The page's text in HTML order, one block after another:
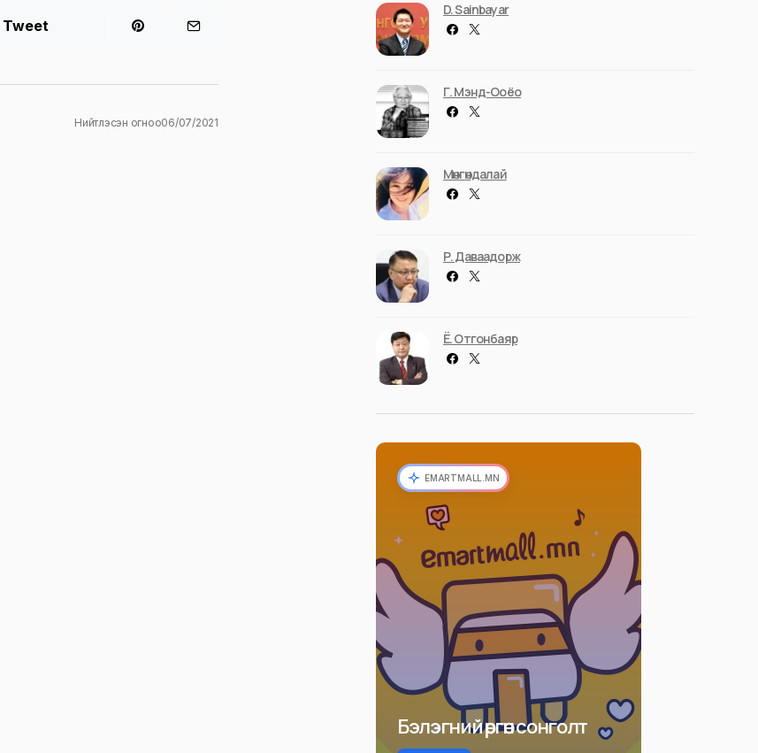
Tweet
Нийтлэсэн огноо06/07/2021
D. Sainbayar
Г. Мэнд-Ооёо
Мөнгөндалай
Р. Даваадорж
Ё. Отгонбаяр
EMARTMALL.MN
Бэлэгний өргөн сонголт